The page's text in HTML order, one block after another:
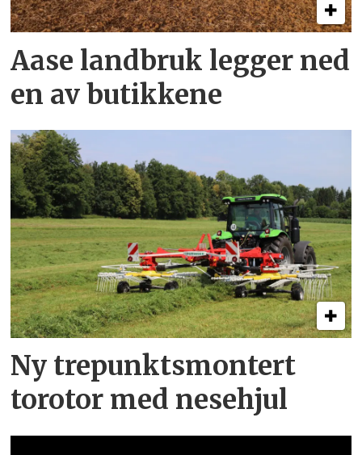
Aase landbruk legger ned
en av butikkene
Ny trepunkts­montert
torotor med nesehjul